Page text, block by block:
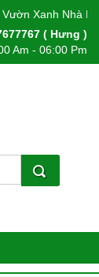
Xanh Nhà Phố
( Hưng )
Am - 06:00 Pm